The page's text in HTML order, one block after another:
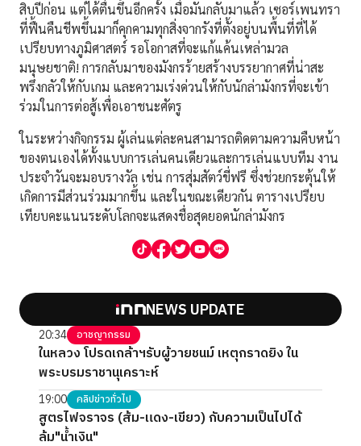
สิบปีก่อน แต่ได้ตื่นขึ้นอีกครั้ง เมื่อมันกลับมาแล้ว เซอร์เพนทรา
ที่ฟื้นคืนชีพขึ้นมาก็คุกคามทุกสิ่งจากรังที่ตั้งอยู่บนพื้นที่ที่ได้
เปรียบทางภูมิศาสตร์ รอโอกาสที่จะแก้แค้นเหล่ามวล
มนุษยชาติ! การกลับมาของมังกรร้ายสร้างบรรยากาศที่น่าสะ
พรึงกลัวให้กับเกม และความเร่งด่วนให้กับนักล่ามังกรที่จะเข้า
ร่วมในการต่อสู้เพื่อเอาชนะศัตรู
ในระหว่างกิจกรรม ผู้เล่นแต่ละคนสามารถติดตามความคืบหน้า
ของตนเองได้ทั้งแบบการเล่นคนเดียวและการเล่นแบบทีม งาน
ประจำวันจะมอบรางวัล เช่น การสุ่มสัตว์ขี่ฟรี ซึ่งช่วยกระตุ้นให้
เกิดการมีส่วนร่วมมากขึ้น และในขณะเดียวกัน ตารางเปรียบ
เทียบคะแนนระดับโลกจะแสดงชื่อสุดยอดนักล่ามังกร
NEWS UPDATE
20:34 อาชญากรรม
ในหลวง โปรดเกล้าฯรับผู้วายชนม์ เหตุกราดยิง ใน
พระบรมราชานุเคราะห์
19:00 คลิปข่าวทั่วไป
สูตรไฟจราจร (ส้ม-แดง-เขียว) กับความเป็นไปได้
ล้ม"น้ำเงิน"